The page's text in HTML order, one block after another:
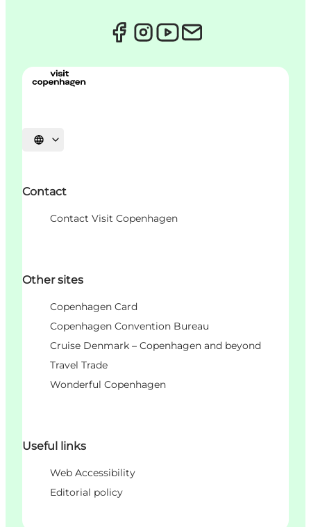
Choisissez la langue
Contact
Contact Visit Copenhagen
Other sites
Copenhagen Card
Copenhagen Convention Bureau
Cruise Denmark – Copenhagen and beyond
Travel Trade
Wonderful Copenhagen
Useful links
Web Accessibility
Editorial policy